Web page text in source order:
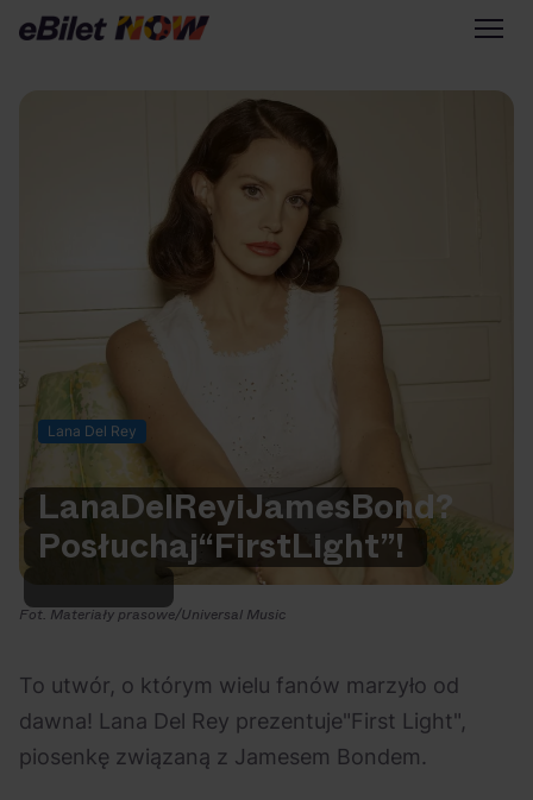
Zapisz się na newsletter
Przejdź na eBilet.pl
Na czasie
Polecane Scena Impostora 06.08.2026 eBilet Festiwal
Warto sprawdzić na eBilet
Scena Główna
Scena Impostora
Historia jednej piosenki
Poza nurtem
Kultura Osobista
Lana Del Rey
LanaDelReyiJamesBond?
Posłuchaj“FirstLight”!
Fot. Materiały prasowe/Universal Music
To utwór, o którym wielu fanów marzyło od
dawna! Lana Del Rey prezentuje"First Light",
piosenkę związaną z Jamesem Bondem.